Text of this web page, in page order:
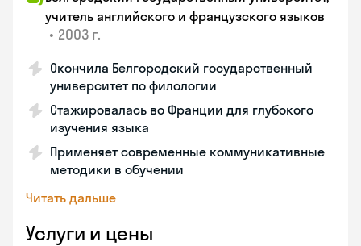
учитель английского и французского языков
• 2003 г.
Окончила Белгородский государственный
университет по филологии
Стажировалась во Франции для глубокого
изучения языка
Применяет современные коммуникативные
методики в обучении
Читать дальше
Услуги и цены